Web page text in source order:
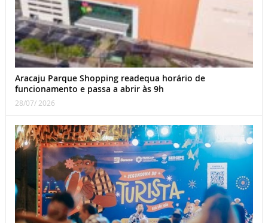
Aracaju Parque Shopping readequa horário de
funcionamento e passa a abrir às 9h
28/07/ 2026